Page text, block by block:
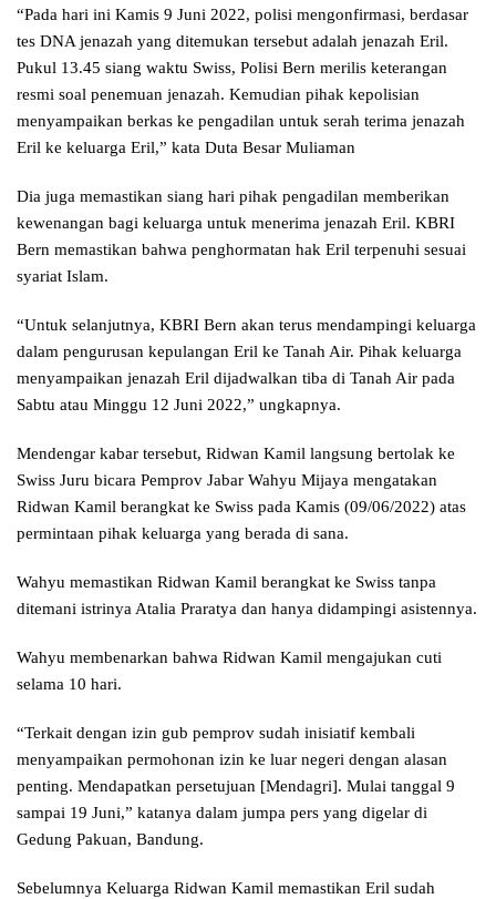
“Pada hari ini Kamis 9 Juni 2022, polisi mengonfirmasi, berdasar
tes DNA jenazah yang ditemukan tersebut adalah jenazah Eril.
Pukul 13.45 siang waktu Swiss, Polisi Bern merilis keterangan
resmi soal penemuan jenazah. Kemudian pihak kepolisian
menyampaikan berkas ke pengadilan untuk serah terima jenazah
Eril ke keluarga Eril,” kata Duta Besar Muliaman
Dia juga memastikan siang hari pihak pengadilan memberikan
kewenangan bagi keluarga untuk menerima jenazah Eril. KBRI
Bern memastikan bahwa penghormatan hak Eril terpenuhi sesuai
syariat Islam.
“Untuk selanjutnya, KBRI Bern akan terus mendampingi keluarga
dalam pengurusan kepulangan Eril ke Tanah Air. Pihak keluarga
menyampaikan jenazah Eril dijadwalkan tiba di Tanah Air pada
Sabtu atau Minggu 12 Juni 2022,” ungkapnya.
Mendengar kabar tersebut, Ridwan Kamil langsung bertolak ke
Swiss Juru bicara Pemprov Jabar Wahyu Mijaya mengatakan
Ridwan Kamil berangkat ke Swiss pada Kamis (09/06/2022) atas
permintaan pihak keluarga yang berada di sana.
Wahyu memastikan Ridwan Kamil berangkat ke Swiss tanpa
ditemani istrinya Atalia Praratya dan hanya didampingi asistennya.
Wahyu membenarkan bahwa Ridwan Kamil mengajukan cuti
selama 10 hari.
“Terkait dengan izin gub pemprov sudah inisiatif kembali
menyampaikan permohonan izin ke luar negeri dengan alasan
penting. Mendapatkan persetujuan [Mendagri]. Mulai tanggal 9
sampai 19 Juni,” katanya dalam jumpa pers yang digelar di
Gedung Pakuan, Bandung.
Sebelumnya Keluarga Ridwan Kamil memastikan Eril sudah